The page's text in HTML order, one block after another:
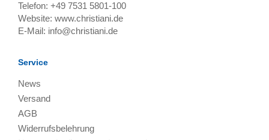
Telefon: +49 7531 5801-100
Website: www.christiani.de
E-Mail: info@christiani.de
Service
News
Versand
AGB
Widerrufsbelehrung